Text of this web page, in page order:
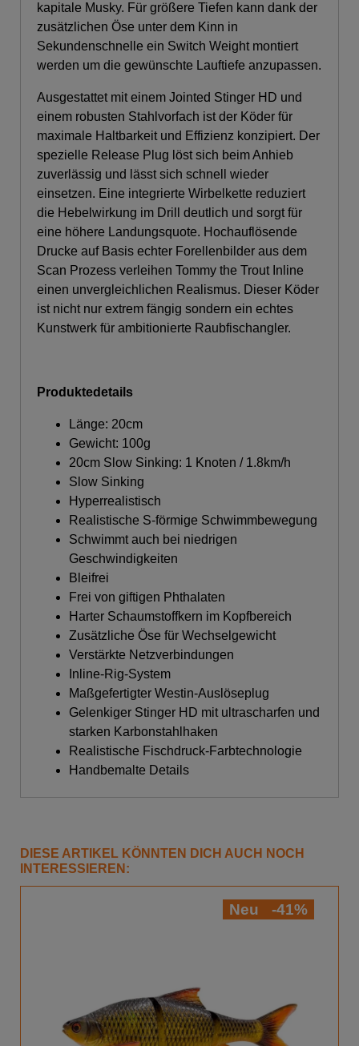
kapitale Musky. Für größere Tiefen kann dank der
zusätzlichen Öse unter dem Kinn in
Sekundenschnelle ein Switch Weight montiert
werden um die gewünschte Lauftiefe anzupassen.
Ausgestattet mit einem Jointed Stinger HD und
einem robusten Stahlvorfach ist der Köder für
maximale Haltbarkeit und Effizienz konzipiert. Der
spezielle Release Plug löst sich beim Anhieb
zuverlässig und lässt sich schnell wieder
einsetzen. Eine integrierte Wirbelkette reduziert
die Hebelwirkung im Drill deutlich und sorgt für
eine höhere Landungsquote. Hochauflösende
Drucke auf Basis echter Forellenbilder aus dem
Scan Prozess verleihen Tommy the Trout Inline
einen unvergleichlichen Realismus. Dieser Köder
ist nicht nur extrem fängig sondern ein echtes
Kunstwerk für ambitionierte Raubfischangler.
Produktedetails
Länge: 20cm
Gewicht: 100g
20cm Slow Sinking: 1 Knoten / 1.8km/h
Slow Sinking
Hyperrealistisch
Realistische S-förmige Schwimmbewegung
Schwimmt auch bei niedrigen
Geschwindigkeiten
Bleifrei
Frei von giftigen Phthalaten
Harter Schaumstoffkern im Kopfbereich
Zusätzliche Öse für Wechselgewicht
Verstärkte Netzverbindungen
Inline-Rig-System
Maßgefertigter Westin-Auslöseplug
Gelenkiger Stinger HD mit ultrascharfen und
starken Karbonstahlhaken
Realistische Fischdruck-Farbtechnologie
Handbemalte Details
DIESE ARTIKEL KÖNNTEN DICH AUCH NOCH
INTERESSIEREN:
Neu -41%